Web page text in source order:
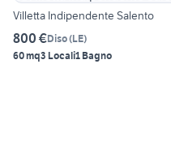
Villetta Indipendente Salento
800 €Diso(LE)
60 mq3 Locali1 Bagno